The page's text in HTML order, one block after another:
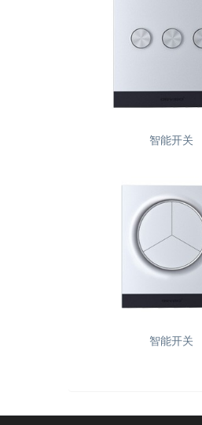
智能开关
智能开关